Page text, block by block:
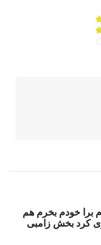
برا خودم بخرم هم
کرد بخش زامبی